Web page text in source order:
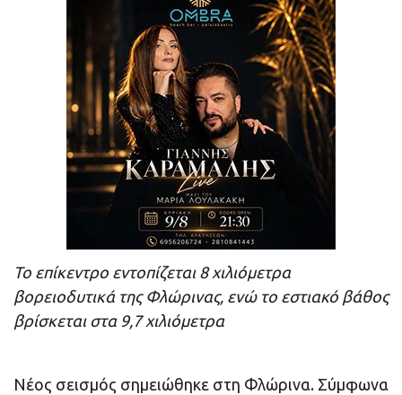
Το επίκεντρο εντοπίζεται 8 χιλιόμετρα
βορειοδυτικά της Φλώρινας, ενώ το εστιακό βάθος
βρίσκεται στα 9,7 χιλιόμετρα
Νέος σεισμός σημειώθηκε στη Φλώρινα. Σύμφωνα